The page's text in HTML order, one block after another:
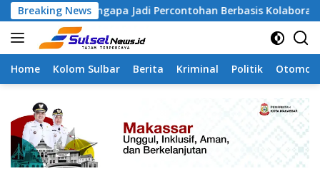
Skip
to
content
Breaking NewsJadi Percontohan Berbasis Kolaborasi Warga
Home Kolom Sulbar Berita Kriminal Politik